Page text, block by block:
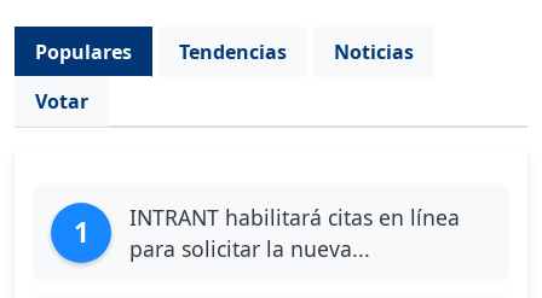
Populares Tendencias
Noticias
Votar
1
INTRANT habilitará citas en línea
para solicitar la nueva...